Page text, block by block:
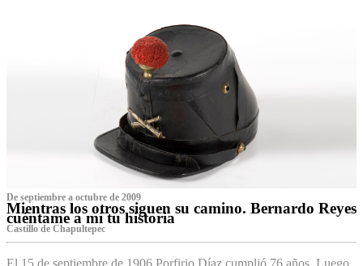
De septiembre a octubre de 2009
Mientras los otros siguen su camino. Bernardo Reyes
cuéntame a mí tu historia
Castillo de Chapultepec
El 15 de septiembre de 1906 Porfirio Díaz cumplió 76 años. Luego